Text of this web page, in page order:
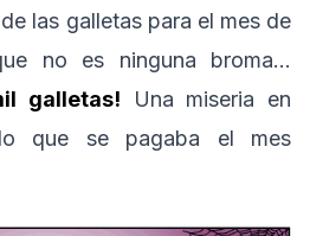
las galletas para el mes de
no es ninguna broma…
galletas! Una miseria en
que se pagaba el mes